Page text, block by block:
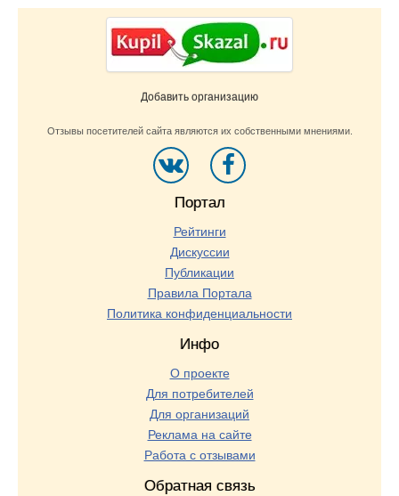
Добавить организацию
Отзывы посетителей сайта являются их собственными мнениями.
Портал
Рейтинги
Дискуссии
Публикации
Правила Портала
Политика конфиденциальности
Инфо
О проекте
Для потребителей
Для организаций
Реклама на сайте
Работа с отзывами
Обратная связь